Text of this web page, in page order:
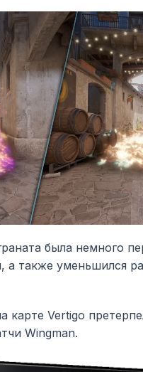
была немного
также уменьшился
карте Vertigo
Wingman.